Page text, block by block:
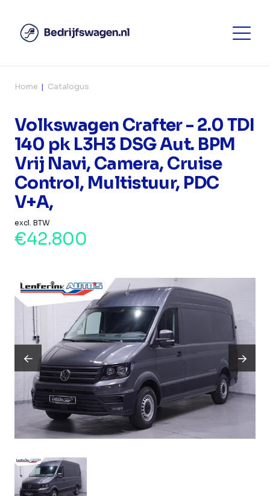
Home Catalogus
Volkswagen Crafter - 2.0 TDI
140 pk L3H3 DSG Aut. BPM
Vrij Navi, Camera, Cruise
Control, Multistuur, PDC
V+A,
excl. BTW
€42.800